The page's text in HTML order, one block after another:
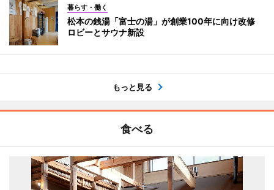
暮らす・働く
松本の銭湯「富士の湯」が創業100年に向け改修
ロビーとサウナ新設
もっと見る
食べる